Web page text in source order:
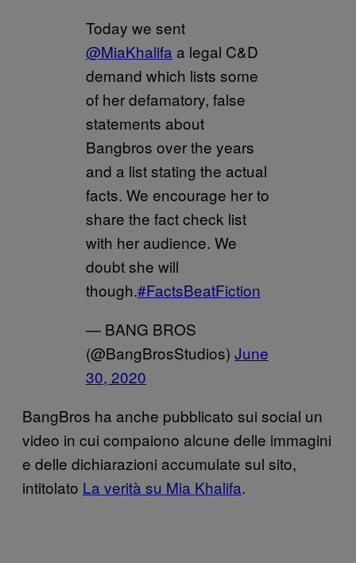
Today we sent
@MiaKhalifa a legal C&D
demand which lists some
of her defamatory, false
statements about
Bangbros over the years
and a list stating the actual
facts. We encourage her to
share the fact check list
with her audience. We
doubt she will
though.#FactsBeatFiction
— BANG BROS
(@BangBrosStudios) June
30, 2020
BangBros ha anche pubblicato sui social un
video in cui compaiono alcune delle immagini
e delle dichiarazioni accumulate sul sito,
intitolato La verità su Mia Khalifa.